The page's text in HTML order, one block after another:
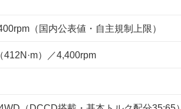
（国内公表値・自主規制上限）
412N·m）／4,400rpm